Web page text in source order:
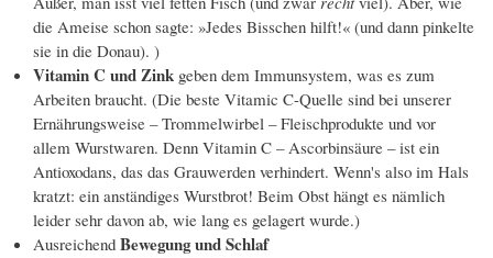
die Ameise schon sagte: »Jedes Bisschen hilft!« (und dann pinkelte
sie in die Donau). )
Vitamin C und Zink geben dem Immunsystem, was es zum
Arbeiten braucht. (Die beste Vitamic C-Quelle sind bei unserer
Ernährungsweise – Trommelwirbel – Fleischprodukte und vor
allem Wurstwaren. Denn Vitamin C – Ascorbinsäure – ist ein
Antioxodans, das das Grauwerden verhindert. Wenn's also im Hals
kratzt: ein anständiges Wurstbrot! Beim Obst hängt es nämlich
leider sehr davon ab, wie lang es gelagert wurde.)
Ausreichend Bewegung und Schlaf